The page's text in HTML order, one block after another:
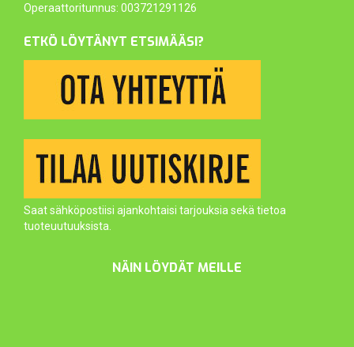
Operaattoritunnus: 003721291126
ETKÖ LÖYTÄNYT ETSIMÄÄSI?
Saat sähköpostiisi ajankohtaisi tarjouksia sekä tietoa
tuoteuutuuksista.
NÄIN LÖYDÄT MEILLE